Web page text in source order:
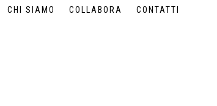
CHI SIAMO COLLABORA CONTATTI